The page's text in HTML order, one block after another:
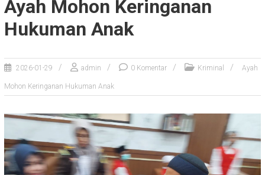
Ayah Mohon Keringanan
Hukuman Anak
2026-01-29 admin 0 Komentar Kriminal Ayah
Mohon Keringanan Hukuman Anak